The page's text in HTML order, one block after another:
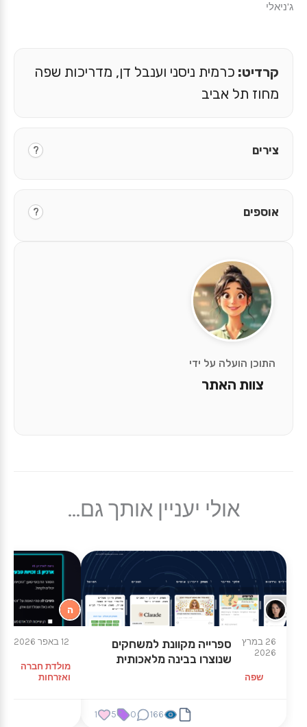
ג'ניאלי
התוכן הועלה על ידי
צוות האתר
קרדיט: כרמית ניסני וענבל דן, מדריכות שפה
מחוז תל אביב
צירים ?
אוספים ?
אולי יעניין אותך גם...
26 במרץ
2026
שפה
ספרייה מקוונת למשחקים
שנוצרו בבינה מלאכותית
166
0
5
1
ה
12 באפר 2026
מולדת חברה
ואזרחות